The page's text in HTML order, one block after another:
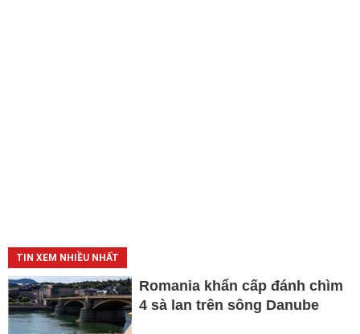
TIN XEM NHIỀU NHẤT
Romania khẩn cấp đánh chìm
4 sà lan trên sông Danube